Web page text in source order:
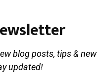
blog posts, tips & new
updated!